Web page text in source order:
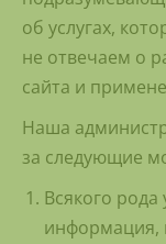
об услугах,
не отвечаем о
сайта и
Наша
за следующие
Всякого
информация,